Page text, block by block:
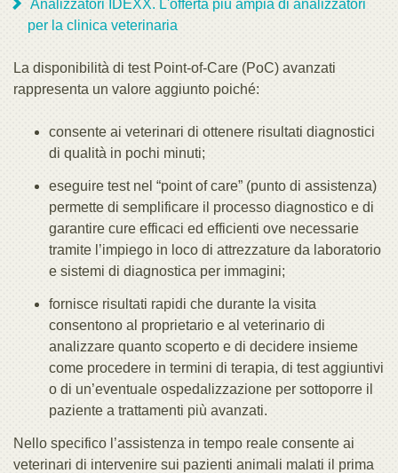
Analizzatori IDEXX. L'offerta più ampia di analizzatori
per la clinica veterinaria
La disponibilità di test Point-of-Care (PoC) avanzati
rappresenta un valore aggiunto poiché:
consente ai veterinari di ottenere risultati diagnostici
di qualità in pochi minuti;
eseguire test nel “point of care” (punto di assistenza)
permette di semplificare il processo diagnostico e di
garantire cure efficaci ed efficienti ove necessarie
tramite l’impiego in loco di attrezzature da laboratorio
e sistemi di diagnostica per immagini;
fornisce risultati rapidi che durante la visita
consentono al proprietario e al veterinario di
analizzare quanto scoperto e di decidere insieme
come procedere in termini di terapia, di test aggiuntivi
o di un’eventuale ospedalizzazione per sottoporre il
paziente a trattamenti più avanzati.
Nello specifico l’assistenza in tempo reale consente ai
veterinari di intervenire sui pazienti animali malati il prima